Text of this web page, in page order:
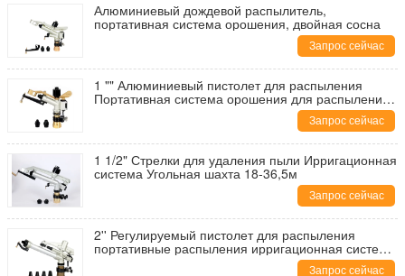
Алюминиевый дождевой распылитель,
портативная система орошения, двойная сосна
Запрос сейчас
1 "" Алюминиевый пистолет для распыления
Портативная система орошения для распыления
Запрос сейчас
1 1/2" Стрелки для удаления пыли Ирригационная
система Угольная шахта 18-36,5м
Запрос сейчас
2'' Регулируемый пистолет для распыления
портативные распыления ирригационная система
Запрос сейчас